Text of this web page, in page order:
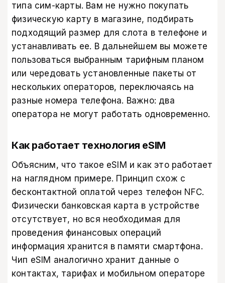
типа сим-карты. Вам не нужно покупать
физическую карту в магазине, подбирать
подходящий размер для слота в телефоне и
устанавливать ее. В дальнейшем вы можете
пользоваться выбранным тарифным планом
или чередовать установленные пакеты от
нескольких операторов, переключаясь на
разные номера телефона. Важно: два
оператора не могут работать одновременно.
Как работает технология eSIM
Объясним, что такое eSIM и как это работает
на наглядном примере. Принцип схож с
бесконтактной оплатой через телефон NFC.
Физически банковская карта в устройстве
отсутствует, но вся необходимая для
проведения финансовых операций
информация хранится в памяти смартфона.
Чип eSIM аналогично хранит данные о
контактах, тарифах и мобильном операторе